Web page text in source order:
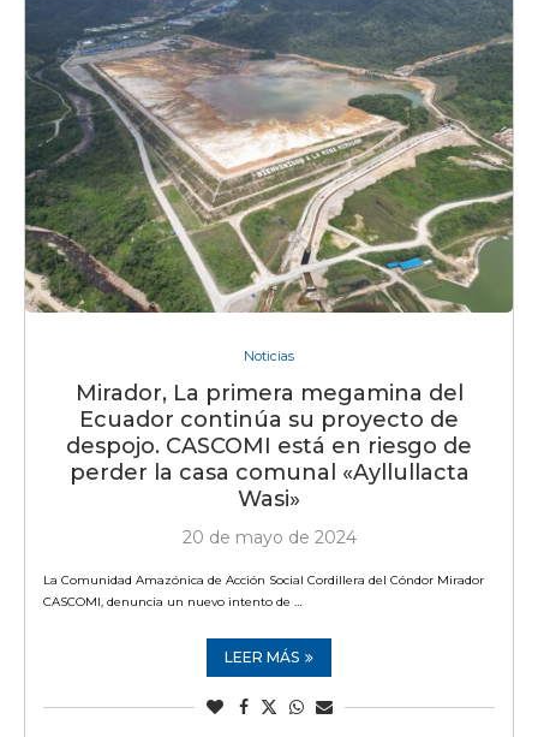
Noticias
Mirador, La primera megamina del
Ecuador continúa su proyecto de
despojo. CASCOMI está en riesgo de
perder la casa comunal «Ayllullacta
Wasi»
20 de mayo de 2024
La Comunidad Amazónica de Acción Social Cordillera del Cóndor Mirador
CASCOMI, denuncia un nuevo intento de …
LEER MÁS